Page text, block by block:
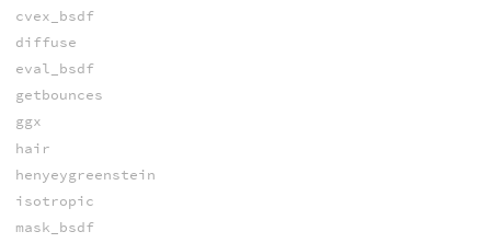
cvex_bsdf
diffuse
eval_bsdf
getbounces
ggx
hair
henyeygreenstein
isotropic
mask_bsdf